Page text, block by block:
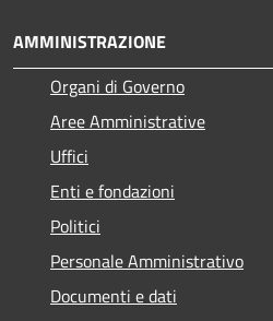
AMMINISTRAZIONE
Organi di Governo
Aree Amministrative
Uffici
Enti e fondazioni
Politici
Personale Amministrativo
Documenti e dati